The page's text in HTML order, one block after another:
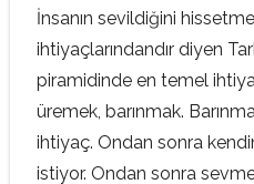
İnsanın sevildiğini
ihtiyaçlarındandır diyen
piramidinde en temel
üremek, barınmak.
ihtiyaç. Ondan sonra
istiyor. Ondan sonra